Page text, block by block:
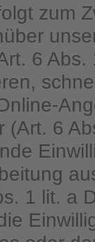
zum
6
(Art. 6
1 lit. a